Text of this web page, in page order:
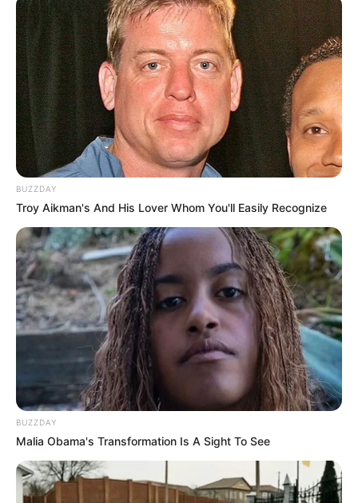
BUZZDAY
Troy Aikman's And His Lover Whom You'll Easily Recognize
BUZZDAY
Malia Obama's Transformation Is A Sight To See